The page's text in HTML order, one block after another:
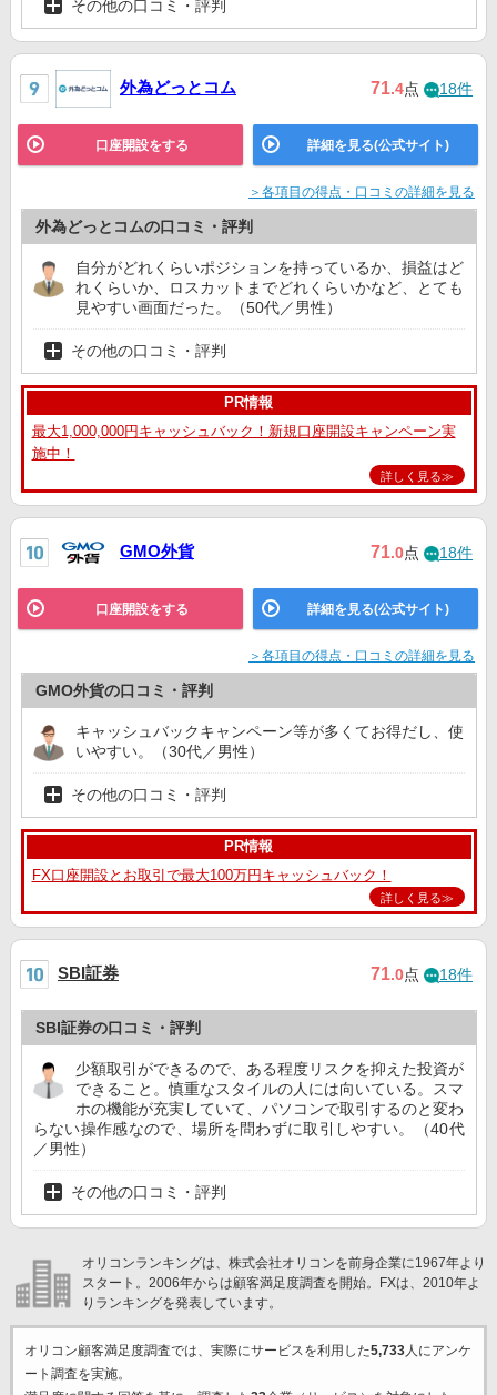
その他の口コミ・評判
外為どっとコム 71.4点 18件
口座開設をする 詳細を見る(公式サイト)
＞各項目の得点・口コミの詳細を見る
外為どっとコムの口コミ・評判
自分がどれくらいポジションを持っているか、損益はど
れくらいか、ロスカットまでどれくらいかなど、とても
見やすい画面だった。（50代／男性）
その他の口コミ・評判
PR情報
最大1,000,000円キャッシュバック！新規口座開設キャンペーン実
施中！
詳しく見る≫
GMO外貨 71.0点 18件
口座開設をする 詳細を見る(公式サイト)
＞各項目の得点・口コミの詳細を見る
GMO外貨の口コミ・評判
キャッシュバックキャンペーン等が多くてお得だし、使
いやすい。（30代／男性）
その他の口コミ・評判
PR情報
FX口座開設とお取引で最大100万円キャッシュバック！
詳しく見る≫
SBI証券 71.0点 18件
SBI証券の口コミ・評判
少額取引ができるので、ある程度リスクを抑えた投資が
できること。慎重なスタイルの人には向いている。スマ
ホの機能が充実していて、パソコンで取引するのと変わ
らない操作感なので、場所を問わずに取引しやすい。（40代
／男性）
その他の口コミ・評判
オリコンランキングは、株式会社オリコンを前身企業に1967年より
スタート。2006年からは顧客満足度調査を開始。FXは、2010年よ
りランキングを発表しています。
オリコン顧客満足度調査では、実際にサービスを利用した5,733人にアンケ
ート調査を実施。